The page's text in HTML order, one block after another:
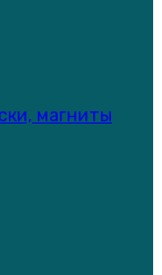
магниты